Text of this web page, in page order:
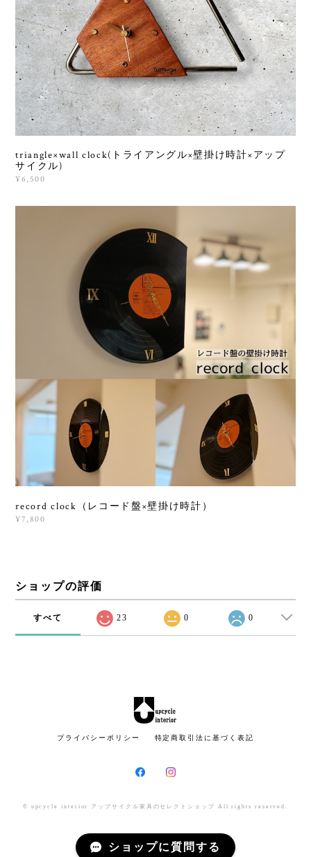
triangle×wall clock(トライアングル×壁掛け時計×アップ
サイクル)
¥6,500
record clock（レコード盤×壁掛け時計）
¥7,800
ショップの評価
すべて 23 0 0
プライバシーポリシー 特定商取引法に基づく表記
© upcycle interior アップサイクル家具のセレクトショップ All rights reserved.
ショップに質問する